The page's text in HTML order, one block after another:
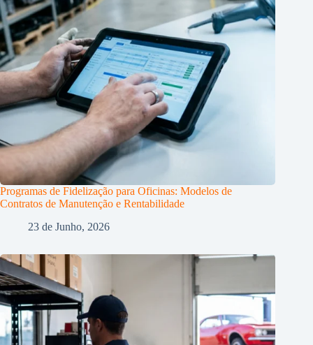
Programas de Fidelização para Oficinas: Modelos de
Contratos de Manutenção e Rentabilidade
23 de Junho, 2026